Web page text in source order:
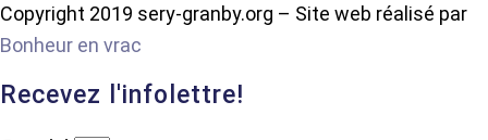
Copyright 2019 sery-granby.org – Site web réalisé par
Bonheur en vrac
Recevez l'infolettre!